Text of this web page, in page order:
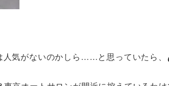
気がないのかしら……と思っていたら、